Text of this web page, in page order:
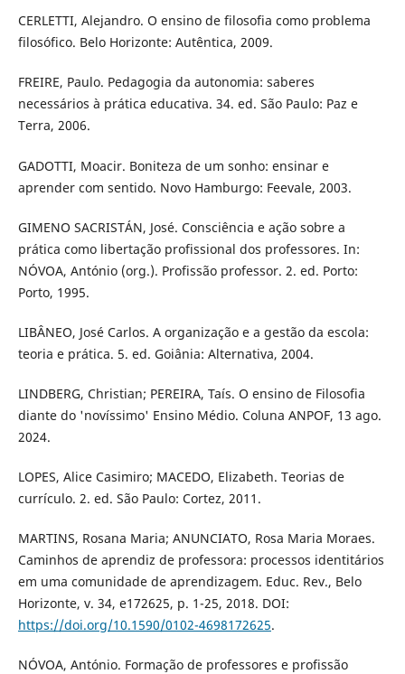
CERLETTI, Alejandro. O ensino de filosofia como problema
filosófico. Belo Horizonte: Autêntica, 2009.
FREIRE, Paulo. Pedagogia da autonomia: saberes
necessários à prática educativa. 34. ed. São Paulo: Paz e
Terra, 2006.
GADOTTI, Moacir. Boniteza de um sonho: ensinar e
aprender com sentido. Novo Hamburgo: Feevale, 2003.
GIMENO SACRISTÁN, José. Consciência e ação sobre a
prática como libertação profissional dos professores. In:
NÓVOA, António (org.). Profissão professor. 2. ed. Porto:
Porto, 1995.
LIBÂNEO, José Carlos. A organização e a gestão da escola:
teoria e prática. 5. ed. Goiânia: Alternativa, 2004.
LINDBERG, Christian; PEREIRA, Taís. O ensino de Filosofia
diante do 'novíssimo' Ensino Médio. Coluna ANPOF, 13 ago.
2024.
LOPES, Alice Casimiro; MACEDO, Elizabeth. Teorias de
currículo. 2. ed. São Paulo: Cortez, 2011.
MARTINS, Rosana Maria; ANUNCIATO, Rosa Maria Moraes.
Caminhos de aprendiz de professora: processos identitários
em uma comunidade de aprendizagem. Educ. Rev., Belo
Horizonte, v. 34, e172625, p. 1-25, 2018. DOI:
https://doi.org/10.1590/0102-4698172625.
NÓVOA, António. Formação de professores e profissão